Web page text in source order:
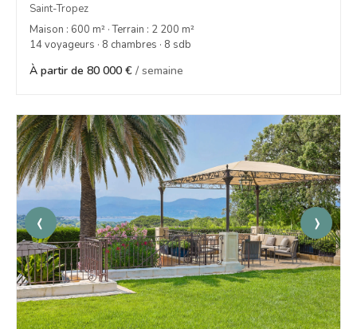
Saint-Tropez
Maison : 600 m² · Terrain : 2 200 m²
14 voyageurs · 8 chambres · 8 sdb
À partir de 80 000 € / semaine
‹ ›